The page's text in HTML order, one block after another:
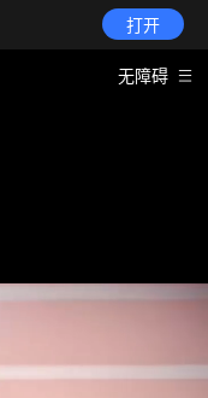
打开
无障碍